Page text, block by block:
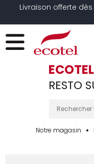
Livraison offerte
ECOTEL
RESTO
Notre magasin
Panneau de gestion des